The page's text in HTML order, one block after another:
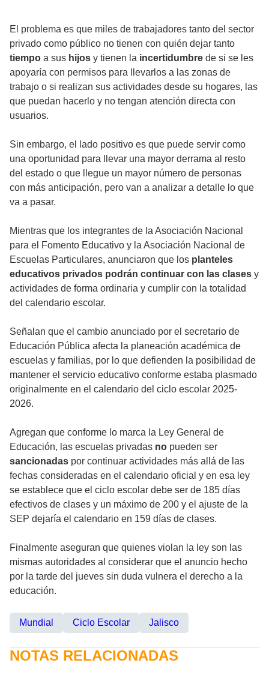
El problema es que miles de trabajadores tanto del sector
privado como público no tienen con quién dejar tanto
tiempo a sus hijos y tienen la incertidumbre de si se les
apoyaría con permisos para llevarlos a las zonas de
trabajo o si realizan sus actividades desde su hogares, las
que puedan hacerlo y no tengan atención directa con
usuarios.
Sin embargo, el lado positivo es que puede servir como
una oportunidad para llevar una mayor derrama al resto
del estado o que llegue un mayor número de personas
con más anticipación, pero van a analizar a detalle lo que
va a pasar.
Mientras que los integrantes de la Asociación Nacional
para el Fomento Educativo y la Asociación Nacional de
Escuelas Particulares, anunciaron que los planteles
educativos privados podrán continuar con las clases y
actividades de forma ordinaria y cumplir con la totalidad
del calendario escolar.
Señalan que el cambio anunciado por el secretario de
Educación Pública afecta la planeación académica de
escuelas y familias, por lo que defienden la posibilidad de
mantener el servicio educativo conforme estaba plasmado
originalmente en el calendario del ciclo escolar 2025-
2026.
Agregan que conforme lo marca la Ley General de
Educación, las escuelas privadas no pueden ser
sancionadas por continuar actividades más allá de las
fechas consideradas en el calendario oficial y en esa ley
se establece que el ciclo escolar debe ser de 185 días
efectivos de clases y un máximo de 200 y el ajuste de la
SEP dejaría el calendario en 159 días de clases.
Finalmente aseguran que quienes violan la ley son las
mismas autoridades al considerar que el anuncio hecho
por la tarde del jueves sin duda vulnera el derecho a la
educación.
Mundial Ciclo Escolar Jalisco
NOTAS RELACIONADAS